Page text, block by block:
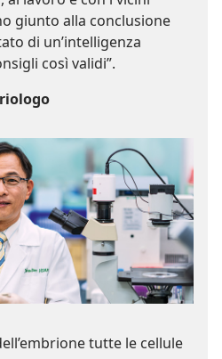
giunto alla conclusione
di un’intelligenza
così validi”.
tutte le cellule